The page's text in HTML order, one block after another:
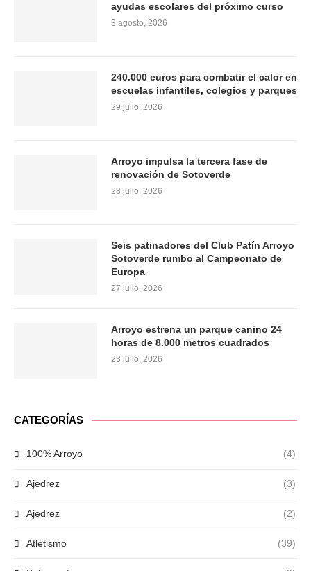
ayudas escolares del próximo curso
3 agosto, 2026
240.000 euros para combatir el calor en
escuelas infantiles, colegios y parques
29 julio, 2026
Arroyo impulsa la tercera fase de
renovación de Sotoverde
28 julio, 2026
Seis patinadores del Club Patín Arroyo
Sotoverde rumbo al Campeonato de
Europa
27 julio, 2026
Arroyo estrena un parque canino 24
horas de 8.000 metros cuadrados
23 julio, 2026
CATEGORÍAS
100% Arroyo (4)
Ajedrez (3)
Ajedrez (2)
Atletismo (39)